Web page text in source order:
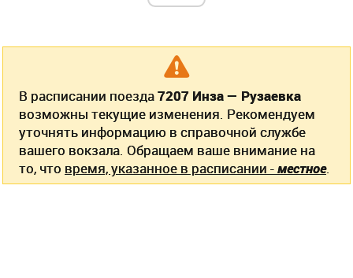
В расписании поезда7207 Инза — Рузаевка
возможны текущие изменения. Рекомендуем
уточнять информацию в справочной службе
вашего вокзала. Обращаем ваше внимание на
то, что время, указанное в расписании -местное.